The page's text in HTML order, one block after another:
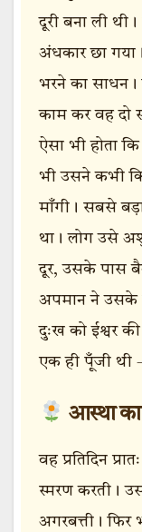
दूरी बना ली
अंधकार छा
भरने का साधन।
काम कर वह दो
ऐसा भी होता
भी उसने कभी
माँगी। सबसे
था। लोग उसे
दूर, उसके पास
अपमान ने उसके
दुःख को ईश्वर
एक ही पूँजी
आस्था
वह प्रतिदिन
स्मरण करती।
अगरबत्ती। फिर